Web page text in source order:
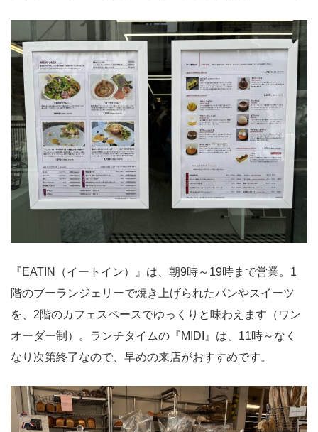
『EATIN（イートイン）』は、朝9時～19時まで営業。1
階のブーランジェリーで焼き上げられたパンやスイーツ
を、2階のカフェスペースでゆっくりと味わえます（ワン
オーダー制）。ランチタイムの『MIDI』は、11時～なく
なり次第終了なので、早めの来店がおすすめです。